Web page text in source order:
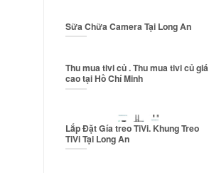
Sữa Chữa Camera Tại Long An
Thu mua tivi củ . Thu mua tivi củ giá
cao tại Hồ Chí Minh
Lắp Đặt Gía treo TiVi. Khung Treo
TiVi Tại Long An